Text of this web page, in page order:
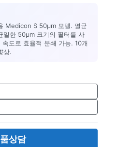
Medicon S 50μm 모델. 멸균
일한 50μm 크기의 필터를 사
도로 효율적 분쇄 가능. 10개
상.
상담